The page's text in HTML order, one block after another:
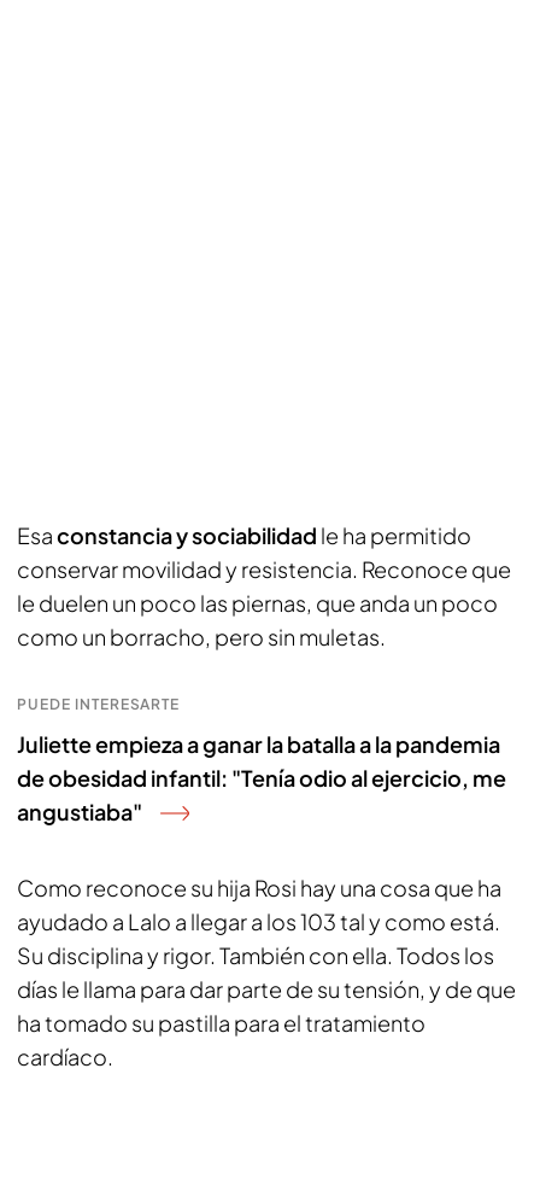
Esaconstancia y sociabilidad le ha permitido
conservar movilidad y resistencia. Reconoce que
le duelen un poco las piernas, que anda un poco
como un borracho, pero sin muletas.
PUEDE INTERESARTE
Juliette empieza a ganar la batalla a la pandemia
de obesidad infantil: "Tenía odio al ejercicio, me
angustiaba"
Como reconoce su hija Rosi hay una cosa que ha
ayudado a Lalo a llegar a los 103 tal y como está.
Su disciplina y rigor. También con ella. Todos los
días le llama para dar parte de su tensión, y de que
ha tomado su pastilla para el tratamiento
cardíaco.